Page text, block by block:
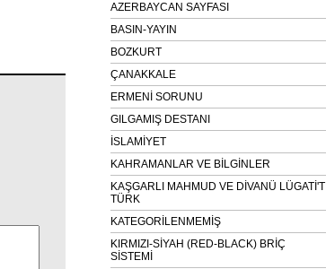
AZERBAYCAN SAYFASI
BASIN-YAYIN
BOZKURT
ÇANAKKALE
ERMENİ SORUNU
GILGAMIŞ DESTANI
İSLAMİYET
KAHRAMANLAR VE BİLGİNLER
KAŞGARLI MAHMUD VE DİVANÜ LÜGATİ'T
TÜRK
KATEGORİLENMEMİŞ
KIRMIZI-SİYAH (RED-BLACK) BRİÇ
SİSTEMİ